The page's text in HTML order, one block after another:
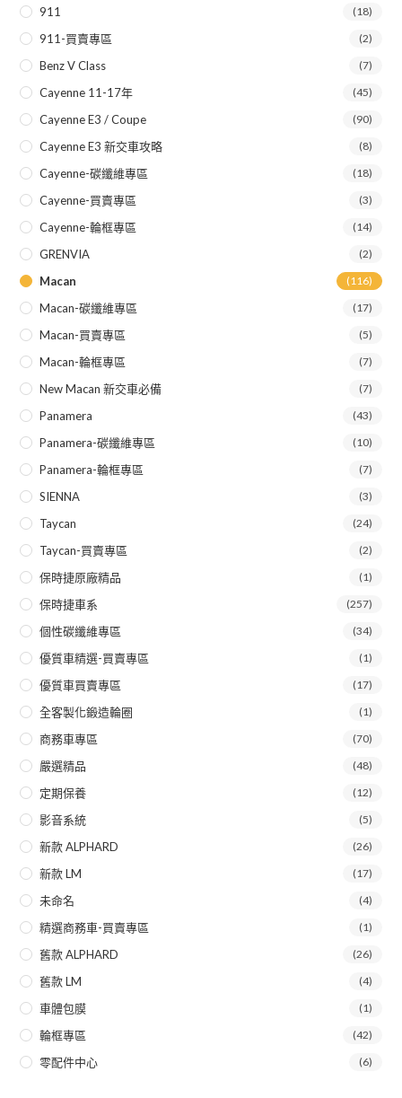
911 (18)
911-買賣專區 (2)
Benz V Class (7)
Cayenne 11-17年 (45)
Cayenne E3 / Coupe (90)
Cayenne E3 新交車攻略 (8)
Cayenne-碳纖維專區 (18)
Cayenne-買賣專區 (3)
Cayenne-輪框專區 (14)
GRENVIA (2)
Macan (116)
Macan-碳纖維專區 (17)
Macan-買賣專區 (5)
Macan-輪框專區 (7)
New Macan 新交車必備 (7)
Panamera (43)
Panamera-碳纖維專區 (10)
Panamera-輪框專區 (7)
SIENNA (3)
Taycan (24)
Taycan-買賣專區 (2)
保時捷原廠精品 (1)
保時捷車系 (257)
個性碳纖維專區 (34)
優質車精選-買賣專區 (1)
優質車買賣專區 (17)
全客製化鍛造輪圈 (1)
商務車專區 (70)
嚴選精品 (48)
定期保養 (12)
影音系統 (5)
新款 ALPHARD (26)
新款 LM (17)
未命名 (4)
精選商務車-買賣專區 (1)
舊款 ALPHARD (26)
舊款 LM (4)
車體包膜 (1)
輪框專區 (42)
零配件中心 (6)